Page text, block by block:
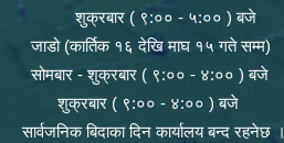
शुक्रबार ( ९:०० - ५:०० ) बजे
जाडो (कार्तिक १६ देखि माघ १५ गते सम्म)
सोमबार - शुक्रबार ( ९:०० - ४:०० ) बजे
शुक्रबार ( ९:०० - ४:०० ) बजे
सार्वजनिक बिदाका दिन कार्यालय बन्द रहनेछ ।